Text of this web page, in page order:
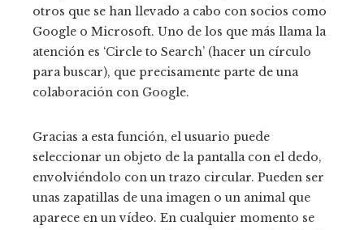
otros que se han llevado a cabo con socios como
Google o Microsoft. Uno de los que más llama la
atención es ‘Circle to Search’ (hacer un círculo
para buscar), que precisamente parte de una
colaboración con Google.
Gracias a esta función, el usuario puede
seleccionar un objeto de la pantalla con el dedo,
envolviéndolo con un trazo circular. Pueden ser
unas zapatillas de una imagen o un animal que
aparece en un vídeo. En cualquier momento se